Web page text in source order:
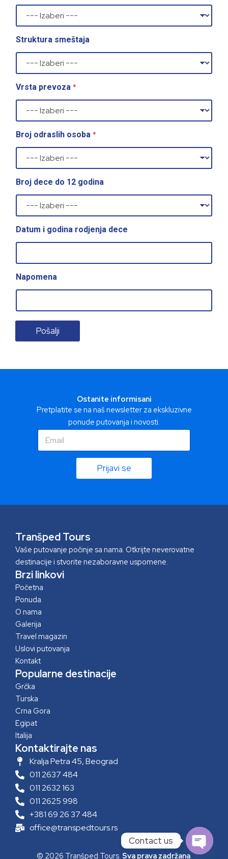
Struktura smeštaja
Vrsta prevoza *
Broj odraslih osoba *
Broj dece do 12 godina
Datum i godina rodjenja dece
Napomena
Pošalji
Ostanite informisani
Pretplatite se na naš newsletter za ekskluzivne
ponude putovanja i novosti.
E
a
i
E
a
Prijavi se
Tranšped Tours
Vaše putovanje počinje sa nama. Otkrijte neverovatne
destinacije i stvorite nezaboravne uspomene.
Brzi linkovi
Početna
Ponuda
O nama
Galerija
Travel magazin
Uslovi putovanja
Kontakt
Popularne destinacije
Grčka
Turska
Crna Gora
Egipat
Italija
Kontaktirajte nas
Kralja Petra 45, Beograd
011 2637 484
011 2632 163
011 2625 998
+381 69 26 37 484
office@transpedtours.rs
© 2026 Tranšped Tours. Sva prava zadržana.
Contact us